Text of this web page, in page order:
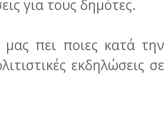
για τους δημότες.
πει ποιες κατά την
εκδηλώσεις σε